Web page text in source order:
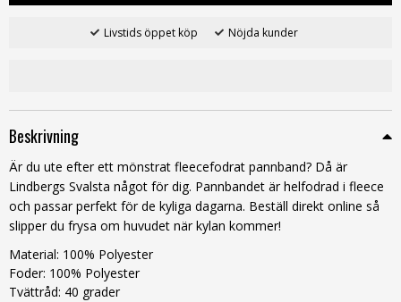
Livstids öppet köp Nöjda kunder
Beskrivning
Är du ute efter ett mönstrat fleecefodrat pannband? Då är
Lindbergs Svalsta något för dig. Pannbandet är helfodrad i fleece
och passar perfekt för de kyliga dagarna. Beställ direkt online så
slipper du frysa om huvudet när kylan kommer!
Material: 100% Polyester
Foder: 100% Polyester
Tvättråd: 40 grader